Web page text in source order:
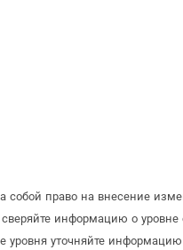
собой право на внесение
информацию о
уровня уточняйте информацию